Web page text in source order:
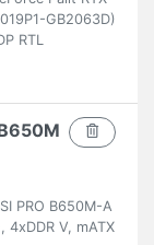
GB2063D)
RTL
PRO B650M-A
4xDDR V, mATX